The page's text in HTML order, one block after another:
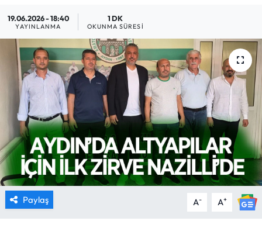
19.06.2026 - 18:40
YAYINLANMA
1 DK
OKUNMA SÜRESI
Paylaş A- A+
SPOR
TARIM
TURİZM
YAŞAM
RESMİ İLANLAR
HABER İLAN